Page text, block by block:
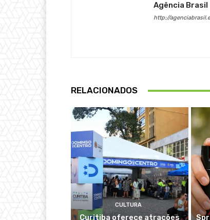
Agência Brasil
http://
RELACIONADOS
CULTURA
Curitiba oferece atrações